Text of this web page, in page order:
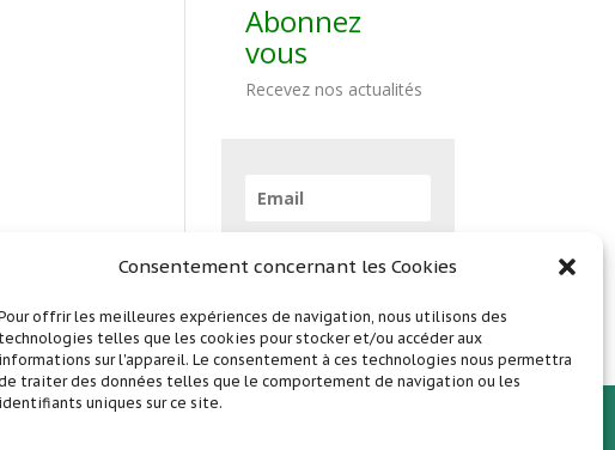
Consentement concernant les Cookies
offrir les meilleures expériences de navigation, nous utilisons des
technologies telles que les cookies pour stocker et/ou accéder aux
informations sur l'appareil. Le consentement à ces technologies nous permettra
traiter des données telles que le comportement de navigation ou les
identifiants uniques sur ce site.
Abonnez
vous
Recevez nos actualités
Abonnez vous !